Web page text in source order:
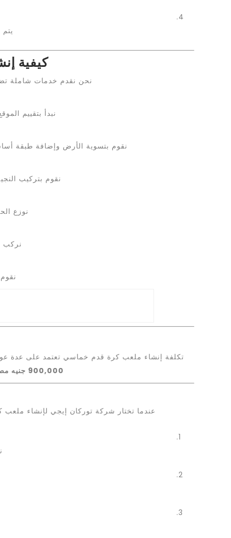
كيفية
نحن نقدم خدمات شاملة
نبدأ بتقييم
نقوم بتسوية الأرض وإضافة طبقة
نقوم بتركيب
نوزع
نركب
تكلفة إنشاء ملعب كرة قدم خماسي تعتمد على عدة
900,000 جنيه مصري
عندما تختار شركة توركان إيجي لإنشاء